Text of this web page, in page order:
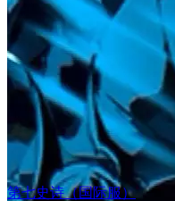
第七史诗（国际服）